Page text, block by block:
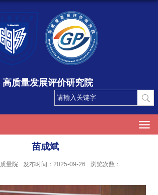
高质量发展评价研究院
苗成斌
量院 发布时间：2025-09-26 浏览次数：